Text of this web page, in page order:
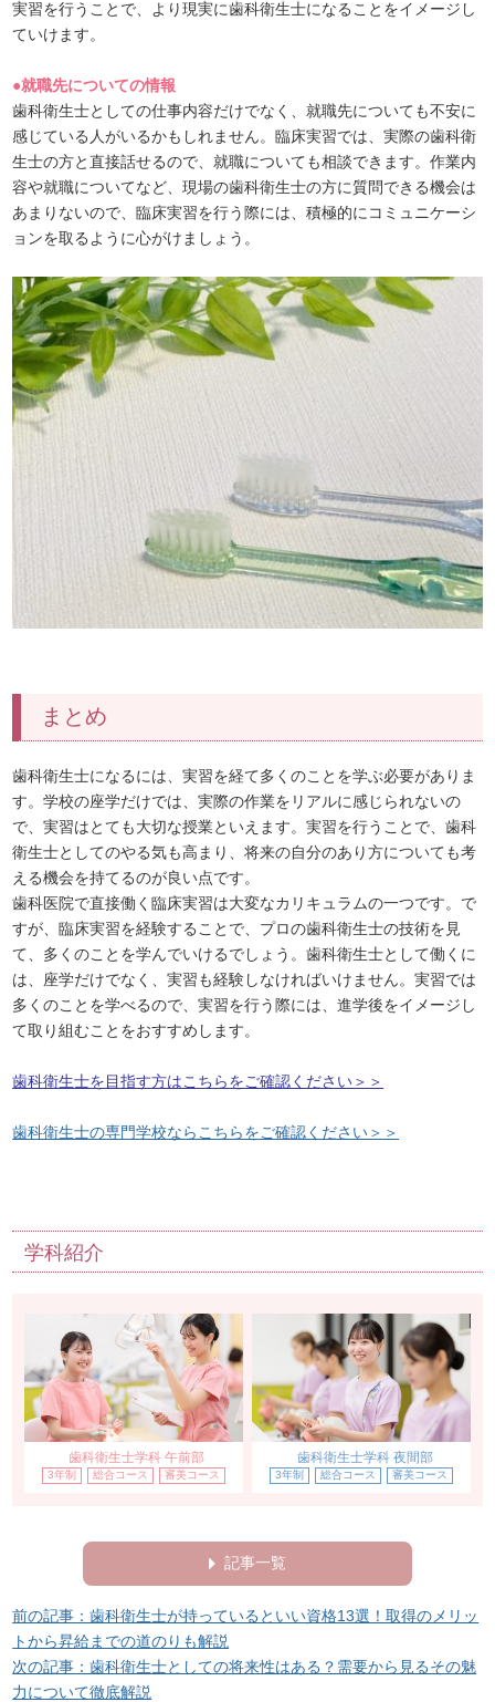
実習を行うことで、より現実に歯科衛生士になることをイメージし
ていけます。
●就職先についての情報
歯科衛生士としての仕事内容だけでなく、就職先についても不安に
感じている人がいるかもしれません。臨床実習では、実際の歯科衛
生士の方と直接話せるので、就職についても相談できます。作業内
容や就職についてなど、現場の歯科衛生士の方に質問できる機会は
あまりないので、臨床実習を行う際には、積極的にコミュニケーシ
ョンを取るように心がけましょう。
まとめ
歯科衛生士になるには、実習を経て多くのことを学ぶ必要がありま
す。学校の座学だけでは、実際の作業をリアルに感じられないの
で、実習はとても大切な授業といえます。実習を行うことで、歯科
衛生士としてのやる気も高まり、将来の自分のあり方についても考
える機会を持てるのが良い点です。
歯科医院で直接働く臨床実習は大変なカリキュラムの一つです。で
すが、臨床実習を経験することで、プロの歯科衛生士の技術を見
て、多くのことを学んでいけるでしょう。歯科衛生士として働くに
は、座学だけでなく、実習も経験しなければいけません。実習では
多くのことを学べるので、実習を行う際には、進学後をイメージし
て取り組むことをおすすめします。
歯科衛生士を目指す方はこちらをご確認ください＞＞
歯科衛生士の専門学校ならこちらをご確認ください＞＞
学科紹介
歯科衛生士学科 午前部
3年制 総合コース 審美コース
歯科衛生士学科 夜間部
3年制 総合コース 審美コース
記事一覧
前の記事：歯科衛生士が持っているといい資格13選！取得のメリッ
トから昇給までの道のりも解説
次の記事：歯科衛生士としての将来性はある？需要から見るその魅
力について徹底解説